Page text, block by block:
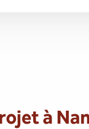
à